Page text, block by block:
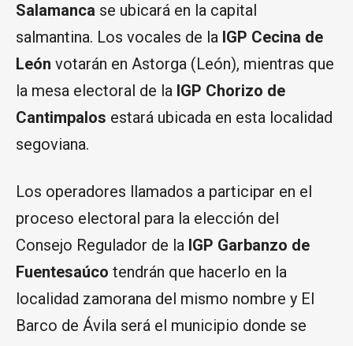
Salamanca se ubicará en la capital
salmantina. Los vocales de la IGP Cecina de
León votarán en Astorga (León), mientras que
la mesa electoral de la IGP Chorizo de
Cantimpalos estará ubicada en esta localidad
segoviana.
Los operadores llamados a participar en el
proceso electoral para la elección del
Consejo Regulador de la IGP Garbanzo de
Fuentesaúco tendrán que hacerlo en la
localidad zamorana del mismo nombre y El
Barco de Ávila será el municipio donde se